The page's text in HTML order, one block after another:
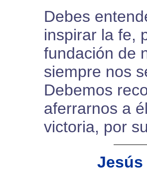
Debes
inspirar la fe,
fundación de
siempre nos
Debemos
aferrarnos a
victoria, por
Jesús